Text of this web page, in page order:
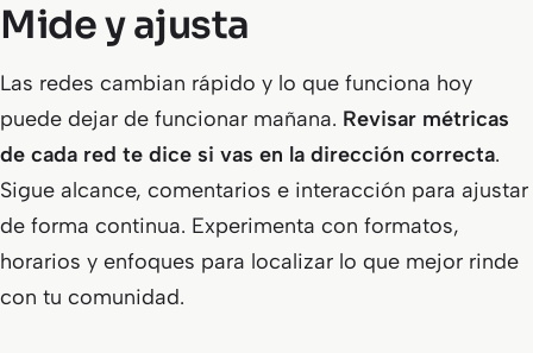
Mide y ajusta
Las redes cambian rápido y lo que funciona hoy
puede dejar de funcionar mañana. Revisar métricas
de cada red te dice si vas en la dirección correcta.
Sigue alcance, comentarios e interacción para ajustar
de forma continua. Experimenta con formatos,
horarios y enfoques para localizar lo que mejor rinde
con tu comunidad.